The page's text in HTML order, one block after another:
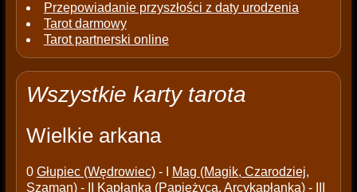
Przepowiadanie przyszłości z daty urodzenia
Tarot darmowy
Tarot partnerski online
Wszystkie karty tarota
Wielkie arkana
0 Głupiec (Wędrowiec)- I
Mag (Magik, Czarodziej,
Szaman)- II Kapłanka (Papieżyca, Arcykapłanka)- III